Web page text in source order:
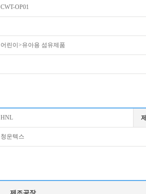
CWT-OP01
어린이>유아용 섬유제품
HNL
청운텍스